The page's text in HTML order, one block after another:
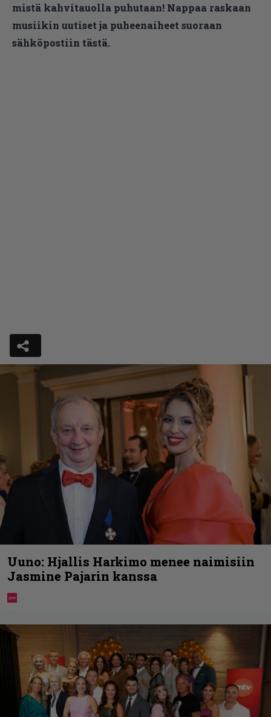
mistä kahvitauolla puhutaan! Nappaa raskaan
musiikin uutiset ja puheenaiheet suoraan
sähköpostiin tästä.
Uuno: Hjallis Harkimo menee naimisiin
Jasmine Pajarin kanssa